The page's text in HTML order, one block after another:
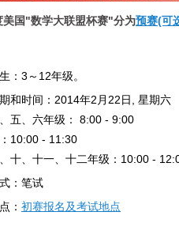
国"数学大联盟杯赛"分为预赛(可
：3～12年级。
和时间：2014年2月22日, 星期六
五、六年级： 8:00 - 9:00
10:00 - 11:30
十、十一、十二年级：10:00 -
：笔试
： 初赛报名及考试地点